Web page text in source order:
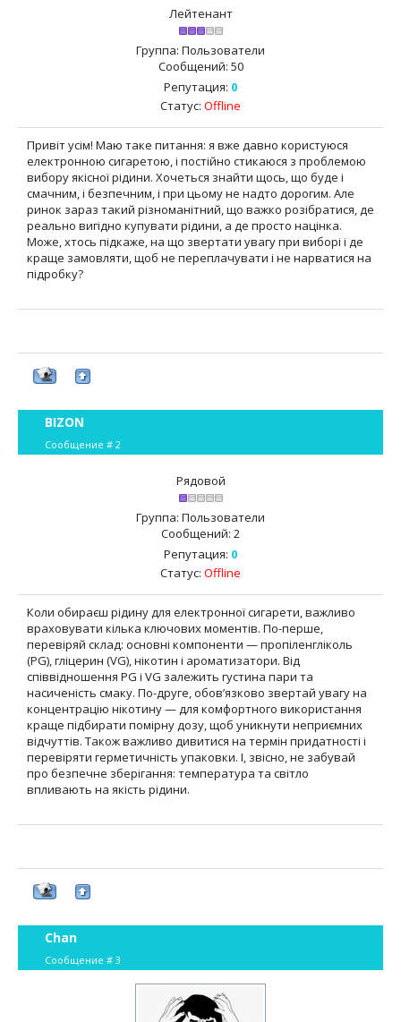
Лейтенант
Группа: Пользователи
Сообщений: 50
Репутация: 0
Статус: Offline
Привіт усім! Маю таке питання: я вже давно користуюся
електронною сигаретою, і постійно стикаюся з проблемою
вибору якісної рідини. Хочеться знайти щось, що буде і
смачним, і безпечним, і при цьому не надто дорогим. Але
ринок зараз такий різноманітний, що важко розібратися, де
реально вигідно купувати рідини, а де просто націнка.
Може, хтось підкаже, на що звертати увагу при виборі і де
краще замовляти, щоб не переплачувати і не нарватися на
підробку?
BIZON
Сообщение # 2
Рядовой
Группа: Пользователи
Сообщений: 2
Репутация: 0
Статус: Offline
Коли обираєш рідину для електронної сигарети, важливо
враховувати кілька ключових моментів. По-перше,
перевіряй склад: основні компоненти — пропіленгліколь
(PG), гліцерин (VG), нікотин і ароматизатори. Від
співвідношення PG і VG залежить густина пари та
насиченість смаку. По-друге, обов’язково звертай увагу на
концентрацію нікотину — для комфортного використання
краще підбирати помірну дозу, щоб уникнути неприємних
відчуттів. Також важливо дивитися на термін придатності і
перевіряти герметичність упаковки. І, звісно, не забувай
про безпечне зберігання: температура та світло
впливають на якість рідини.
Chan
Сообщение # 3